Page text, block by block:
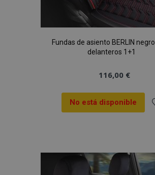
Fundas de asiento BERLIN
delanteros 1+1
116,00 €
No está disponible